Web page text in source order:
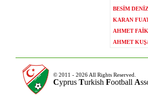
BESİM
KARAN
AHMET
AHMET
© 2011 - 2026 All Rights Reserved.
Cyprus Turkish Football A